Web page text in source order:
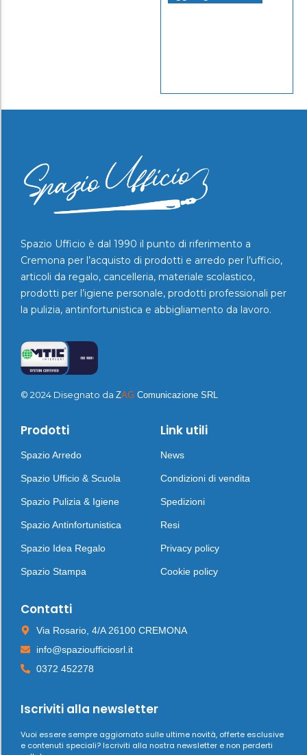
Spazio Ufficio è dal 1990 il punto di riferimento a
Cremona per l’acquisto di prodotti e arredo per l’ufficio,
articoli da regalo, cancelleria, materiale scolastico,
prodotti per l’igiene personale, prodotti professionali per
la pulizia, antinfortunistica e abbigliamento da lavoro.
© 2024 Disegnato da ZAG Comunicazione SRL
Prodotti
Spazio Arredo
Spazio Ufficio & Scuola
Spazio Pulizia & Igiene
Spazio Antinfortunistica
Spazio Idea Regalo
Spazio Stampa
Link utili
News
Condizioni di vendita
Spedizioni
Resi
Privacy policy
Cookie policy
Contatti
Via Rosario, 4/A 26100 CREMONA
info@spazioufficiosrl.it
0372 452278
Iscriviti alla newsletter
Vuoi essere sempre aggiornato sulle ultime novità, offerte esclusive
e contenuti speciali? Iscriviti alla nostra newsletter e non perderti